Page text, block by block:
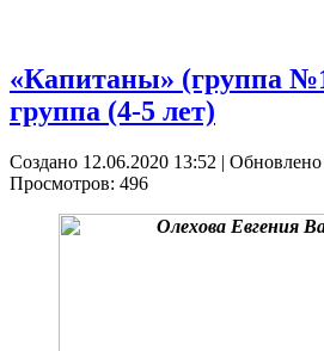
«Капитаны» (группа
группа (4-5 лет)
Создано 12.06.2020 13:52 | Обновлено
Просмотров: 496